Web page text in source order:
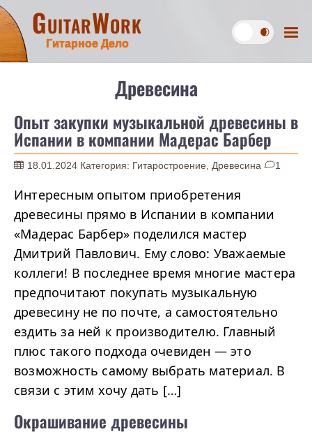
GuitarWork
Гитарное Дело
Древесина
Опыт закупки музыкальной древесины в
Испании в компании Мадерас Барбер
18.01.2024 Категория: Гитаростроение Древесина 1
Интересным опытом приобретения
древесины прямо в Испании в компании
«Мадерас Барбер» поделился мастер
Дмитрий Павлович. Ему слово: Уважаемые
коллеги! В последнее время многие мастера
предпочитают покупать музыкальную
древесину не по почте, а самостоятельно
ездить за ней к производителю. Главный
плюс такого подхода очевиден — это
возможность самому выбрать материал. В
связи с этим хочу дать […]
Окрашивание древесины